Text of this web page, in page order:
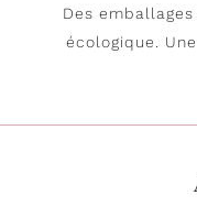
Des
écologique.